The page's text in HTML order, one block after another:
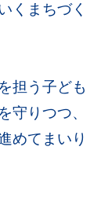
くまちづく
担う子ども
守りつつ、
めてまいり